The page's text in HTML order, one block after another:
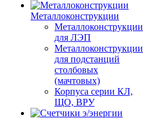
Металлоконструкции
Металлоконструкции
для ЛЭП
Металлоконструкции
для подстанций
столбовых
(мачтовых)
Корпуса серии КЛ,
ЩО, ВРУ